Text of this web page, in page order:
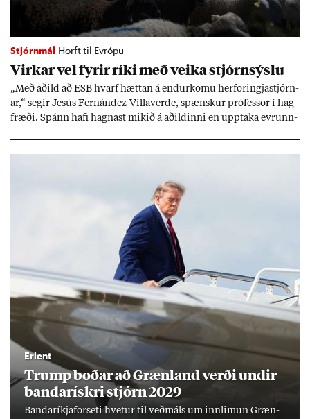
Stjórnmál Horft til Evrópu
Virk­ar vel fyr­ir ríki með veika stjórn­sýslu
„Með að­ild að ESB hvarf hætt­an á end­ur­komu her­for­ingja­stjórn­
ar,“ seg­ir Jesús Fer­nández-Villa­ver­de, spænsk­ur pró­fess­or í hag­
fræði. Spánn hafi hagn­ast mik­ið á að­ild­inni en upp­taka evr­unn­
Erlent
Trump boð­ar að Græn­land verði und­ir
banda­rískri stjórn 2029
Banda­ríkja­for­seti hvet­ur til veð­máls um inn­limun Græn­